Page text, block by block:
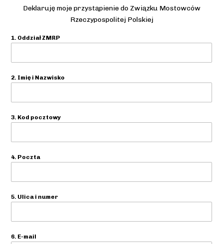
Deklaruję moje przystąpienie do Związku Mostowców
Rzeczypospolitej Polskiej
1. Oddział ZMRP
2. Imię i Nazwisko
3. Kod pocztowy
4. Poczta
5. Ulica i numer
6. E-mail